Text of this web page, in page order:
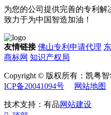
为您的公司提供完善的专利解
致力于为中国智造加油！
友情链接 佛山专利申请代理
商标网 知识产权局
Copyright © 版权所有：凯粤
ICP备20041094号
网站地图
技术支持：有品网站建设